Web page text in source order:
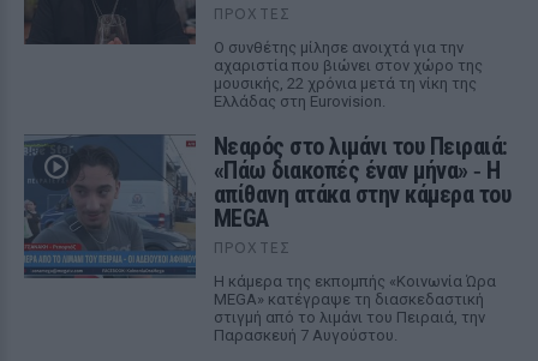
ΠΡΟΧΤΈΣ
Ο συνθέτης μίλησε ανοιχτά για την
αχαριστία που βιώνει στον χώρο της
μουσικής, 22 χρόνια μετά τη νίκη της
Ελλάδας στη Eurovision.
Νεαρός στο λιμάνι του Πειραιά:
«Πάω διακοπές έναν μήνα» ‑ Η
απίθανη ατάκα στην κάμερα του
MEGA
ΠΡΟΧΤΈΣ
Η κάμερα της εκπομπής «Κοινωνία Ώρα
MEGA» κατέγραψε τη διασκεδαστική
στιγμή από το λιμάνι του Πειραιά, την
Παρασκευή 7 Αυγούστου.